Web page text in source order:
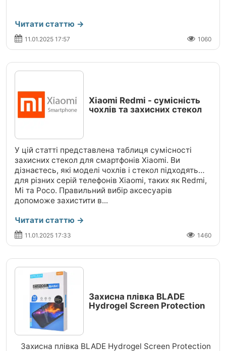
Читати статтю →
11.01.2025 17:57 1060
Xiaomi Redmi - сумісність
чохлів та захисних стекол
У цій статті представлена таблиця сумісності
захисних стекол для смартфонів Xiaomi. Ви
дізнаєтесь, які моделі чохлів і стекол підходять
для різних серій телефонів Xiaomi, таких як Redmi,
Mi та Poco. Правильний вибір аксесуарів
допоможе захистити в...
Читати статтю →
11.01.2025 17:33 1460
Захисна плівка BLADE
Hydrogel Screen Protection
Захисна плівка BLADE Hydrogel Screen Protection